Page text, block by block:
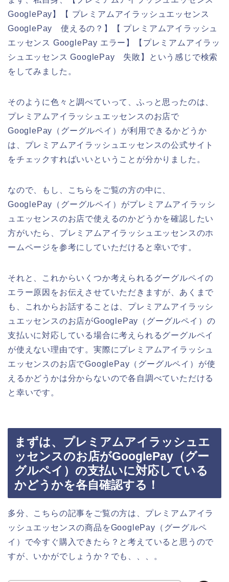
GooglePay】【 プレミアムアイラッシュエッセンス
GooglePay 使えるの？】【 プレミアムアイラッシュ
エッセンス GooglePay エラー】【プレミアムアイラッ
シュエッセンス GooglePay 失敗】という感じで検索
をしてみました。
そのように色々と調べていって、ふっと思ったのは、
プレミアムアイラッシュエッセンスのお店で
GooglePay（グーグルペイ）が利用できるかどうか
は、プレミアムアイラッシュエッセンスの公式サイト
をチェックすればいいということが分かりました。
なので、もし、こちらをご覧の方の中に、
GooglePay（グーグルペイ）がプレミアムアイラッシ
ュエッセンスのお店で使えるのかどうかを確認したい
方がいたら、プレミアムアイラッシュエッセンスのホ
ームページを参考にしていただけると幸いです。
それと、これからいくつか考えられるグーグルペイの
エラー原因をお伝えさせていただきますが、あくまで
も、これからお話することは、プレミアムアイラッシ
ュエッセンスのお店がGooglePay（グーグルペイ）の
支払いに対応している場合に考えられるグーグルペイ
が使えない理由です。実際にプレミアムアイラッシュ
エッセンスのお店でGooglePay（グーグルペイ）が使
えるかどうかは分からないので各自調べていただける
と幸いです。
まずは、プレミアムアイラッシュエ
ッセンスのお店がGooglePay（グー
グルペイ）の支払いに対応している
かどうかを各自確認する！
多分、こちらの記事をご覧の方は、プレミアムアイラ
ッシュエッセンスの商品をGooglePay（グーグルペ
イ）で今すぐ購入できたら？と考えていると思うので
すが、いかがでしょうか？でも、、、。